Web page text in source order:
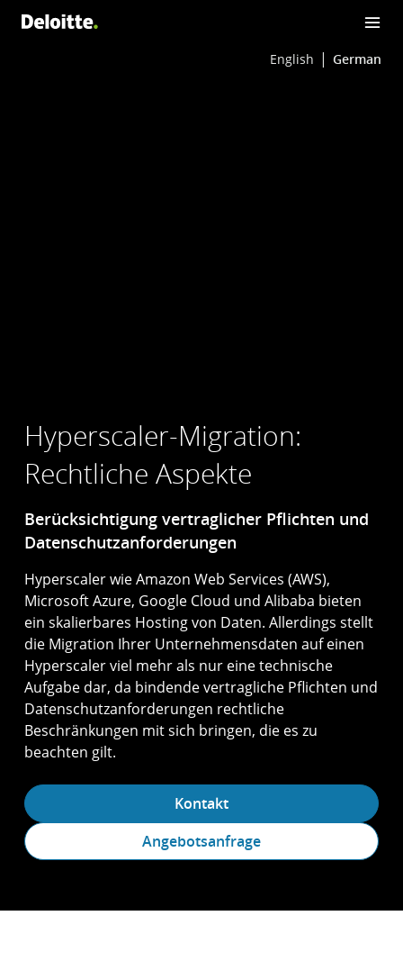
English German
Hyperscaler-Migration:
Rechtliche Aspekte
Berücksichtigung vertraglicher Pflichten und
Datenschutzanforderungen
Hyperscaler wie Amazon Web Services (AWS),
Microsoft Azure, Google Cloud und Alibaba bieten
ein skalierbares Hosting von Daten. Allerdings stellt
die Migration Ihrer Unternehmensdaten auf einen
Hyperscaler viel mehr als nur eine technische
Aufgabe dar, da bindende vertragliche Pflichten und
Datenschutzanforderungen rechtliche
Beschränkungen mit sich bringen, die es zu
beachten gilt.
Kontakt
Angebotsanfrage